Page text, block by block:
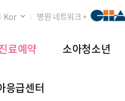
Kor 병원 네트워크 +
료예약 소아청소년
응급센터